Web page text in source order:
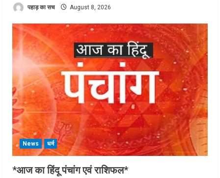
पहाड़ का सच August 8, 2026
News धर्म
*आज का हिंदू पंचांग एवं राशिफल*